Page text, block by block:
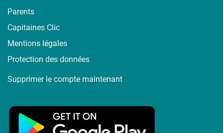
Parents
Capitaines Clic
Mentions légales
Protection des données
Supprimer le compte maintenant